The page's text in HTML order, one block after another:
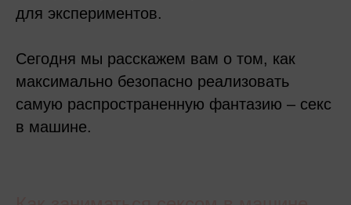
для экспериментов.
Сегодня мы расскажем вам о том, как
максимально безопасно реализовать
самую распространенную фантазию – секс
в машине.